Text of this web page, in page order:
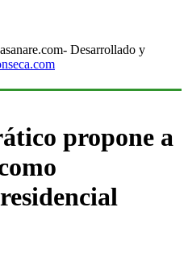
Desarrollado y
propone a